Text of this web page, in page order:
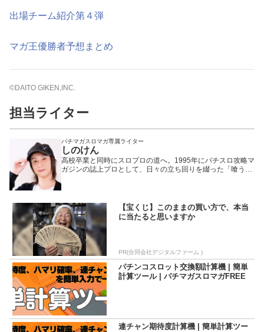
出場チーム紹介第４弾
マガ王優勝者予想まとめ
©DAITO GIKEN,INC.
担当ライター
パチマガスロマガ専属ライター
しのけん
高校卒業と同時にスロプロの道へ。1995年にパチスロ攻略マ
ガジンの誌上プロとして、日々の立ち回りを綴った「喰うな
チマガスロマガにおけるレジェンド的存在。
【宝くじ】このままの買い方で、本当
に当たると思いますか
PR(合同会社デジタルファーム )
パチンコスロット交換額計算機 | 簡単
計算ツール | パチマガスロマガFREE
連チャン期待度計算機 | 簡単計算ツー